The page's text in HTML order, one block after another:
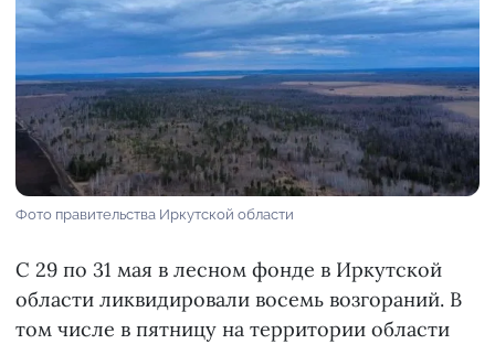
Фото правительства Иркутской области
С 29 по 31 мая в лесном фонде в Иркутской
области ликвидировали восемь возгораний. В
том числе в пятницу на территории области